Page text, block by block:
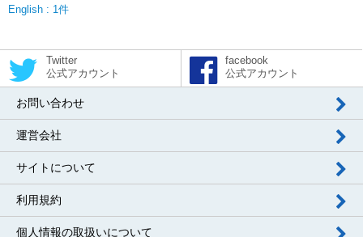
English : 1件
Twitter
公式アカウント
facebook
公式アカウント
お問い合わせ
運営会社
サイトについて
利用規約
個人情報の取扱いについて